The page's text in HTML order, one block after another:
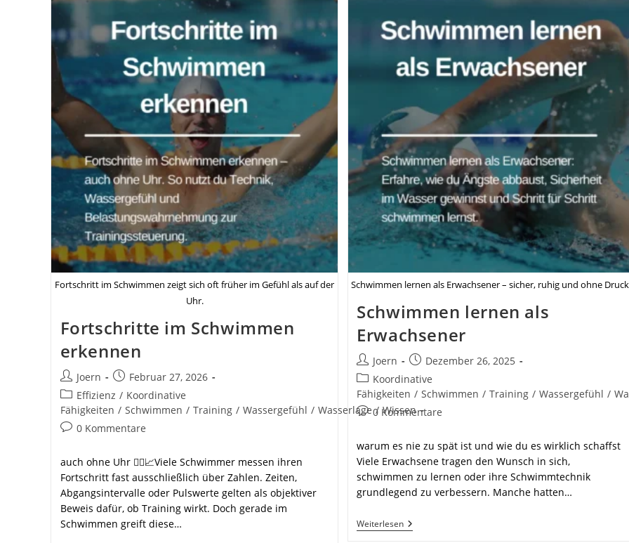
Fortschritt im Schwimmen zeigt sich oft früher im Gefühl als auf der
Uhr.
Fortschritte im Schwimmen
erkennen
Beitrags-
Autor:
Joern
Beitrag
veröffentlicht:
Februar 27, 2026
Beitrags-
Kategorie:
Effizienz / Koordinative
Fähigkeiten / Schwimmen / Training / Wassergefühl / Wasserlage / Wissen
Beitrags-
0 Kommentare
auch ohne Uhr 🏊‍♂️📈Viele Schwimmer messen ihren
Fortschritt fast ausschließlich über Zahlen. Zeiten,
Abgangsintervalle oder Pulswerte gelten als objektiver
Beweis dafür, ob Training wirkt. Doch gerade im
Schwimmen greift diese…
Schwimmen lernen als Erwachsener – sicher, ruhig und ohne
Schwimmen lernen als
Erwachsener
Beitrags-
Autor:
Joern
Beitrag
veröffentlicht:
Dezember 26, 2025
Beitrags-
Kategorie:
Koordinative
Fähigkeiten / Schwimmen / Training / Wassergefühl /
Beitrags-
0 Kommentare
warum es nie zu spät ist und wie du es wirklich schaffst
Viele Erwachsene tragen den Wunsch in sich,
schwimmen zu lernen oder ihre Schwimmtechnik
grundlegend zu verbessern. Manche hatten…
WeiterlesenSchwimmen
Lernen